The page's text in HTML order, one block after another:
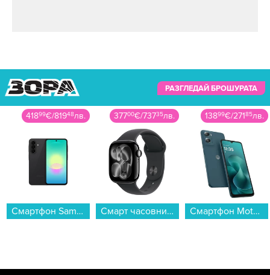
РАЗГЛЕДАЙ БРОШУРАТА
41899€/81948лв.
Смартфон Samsung GALAXY A27 5G 256/8 BLACK SM-A276BZKC , 256 GB, 8 GB...
37700€/73735лв.
Смарт часовник Apple Watch 11 42mm Jet Black/Black Band S/M meqt4 , 1.80 , 64 , Apple S10 SiP 64-bit Dual Core...
13899€/27185лв.
Смартфон Motorola MOTO G06 256/8 BLUE , 256 GB, 8 GB...